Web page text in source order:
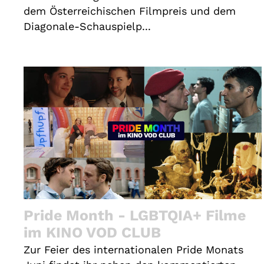
dem Österreichischen Filmpreis und dem
Diagonale-Schauspielp...
Pride Month - LGBTQIA+ Filme
im KINO VOD CLUB
Zur Feier des internationalen Pride Monats